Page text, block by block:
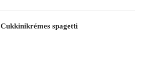
Cukkinikrémes spagetti